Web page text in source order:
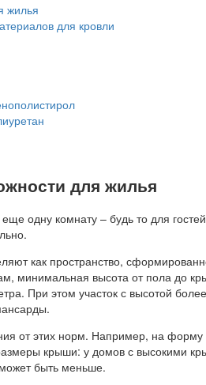
жилья
для кровли
для жилья
одну комнату – будь то для
как пространство,
минимальная высота от пола до
При этом участок с высотой
от этих норм. Например, на форму
крыши: у домов с высокими
быть меньше.